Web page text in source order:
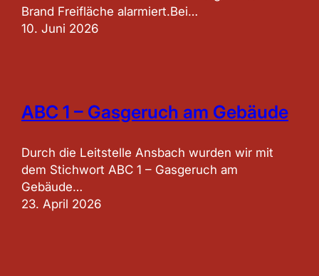
Brand Freifläche alarmiert.Bei…
10. Juni 2026
ABC 1 – Gasgeruch am Gebäude
Durch die Leitstelle Ansbach wurden wir mit
dem Stichwort ABC 1 – Gasgeruch am
Gebäude…
23. April 2026